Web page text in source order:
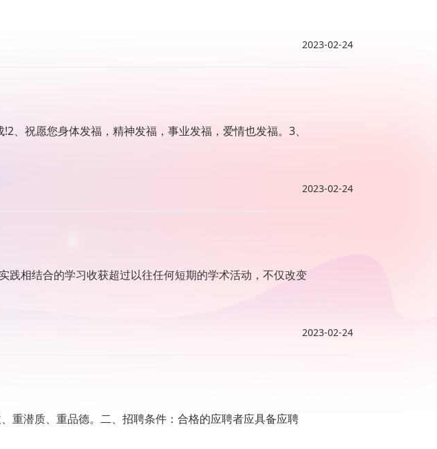
2023-02-24
祝愿您身体发福，精神发福，事业发福，爱情也发福。3、
2023-02-24
相结合的学习收获超过以往任何短期的学术活动，不仅改变
2023-02-24
重潜质、重品德。二、招聘条件：合格的应聘者应具备应聘